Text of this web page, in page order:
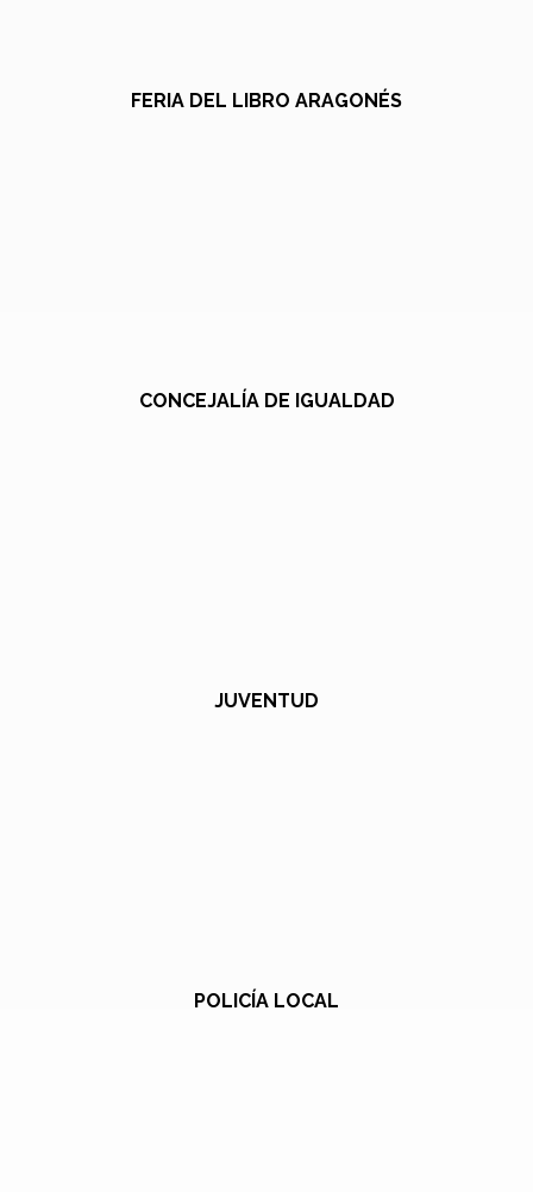
FERIA DEL LIBRO ARAGONÉS
CONCEJALÍA DE IGUALDAD
JUVENTUD
POLICÍA LOCAL